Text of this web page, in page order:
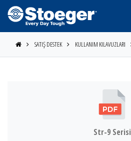
SATIŞ DESTEK KULLANIM KILAVUZLARI
Str-9 Serisi